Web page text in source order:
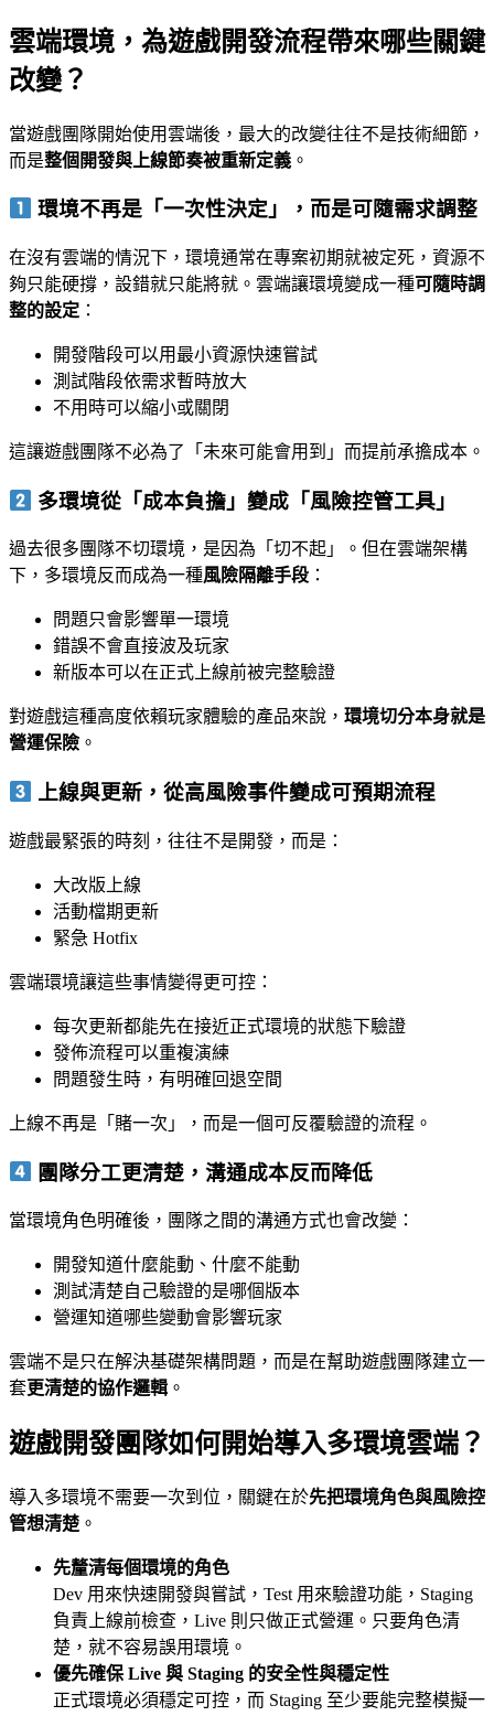
雲端環境，為遊戲開發流程帶來哪些關鍵
改變？
當遊戲團隊開始使用雲端後，最大的改變往往不是技術細節，
而是整個開發與上線節奏被重新定義 。
環境不再是「一次性決定」，而是可隨需求調整
在沒有雲端的情況下，環境通常在專案初期就被定死，資源不
夠只能硬撐，設錯就只能將就。雲端讓環境變成一種可隨時調
整的設定 ：
開發階段可以用最小資源快速嘗試
測試階段依需求暫時放大
不用時可以縮小或關閉
這讓遊戲團隊不必為了「未來可能會用到」而提前承擔成本。
多環境從「成本負擔」變成「風險控管工具」
過去很多團隊不切環境，是因為「切不起」。但在雲端架構
下，多環境反而成為一種風險隔離手段 ：
問題只會影響單一環境
錯誤不會直接波及玩家
新版本可以在正式上線前被完整驗證
對遊戲這種高度依賴玩家體驗的產品來說， 環境切分本身就是
營運保險 。
上線與更新，從高風險事件變成可預期流程
遊戲最緊張的時刻，往往不是開發，而是：
大改版上線
活動檔期更新
緊急 Hotfix
雲端環境讓這些事情變得更可控：
每次更新都能先在接近正式環境的狀態下驗證
發佈流程可以重複演練
問題發生時，有明確回退空間
上線不再是「賭一次」，而是一個可反覆驗證的流程。
團隊分工更清楚，溝通成本反而降低
當環境角色明確後，團隊之間的溝通方式也會改變：
開發知道什麼能動、什麼不能動
測試清楚自己驗證的是哪個版本
營運知道哪些變動會影響玩家
雲端不是只在解決基礎架構問題，而是在幫助遊戲團隊建立一
套更清楚的協作邏輯 。
遊戲開發團隊如何開始導入多環境雲端？
導入多環境不需要一次到位，關鍵在於先把環境角色與風險控
管想清楚 。
先釐清每個環境的角色
Dev 用來快速開發與嘗試，Test 用來驗證功能，Staging
負責上線前檢查，Live 則只做正式營運。只要角色清
楚，就不容易誤用環境。
優先確保 Live 與 Staging 的安全性與穩定性
正式環境必須穩定可控，而 Staging 至少要能完整模擬一